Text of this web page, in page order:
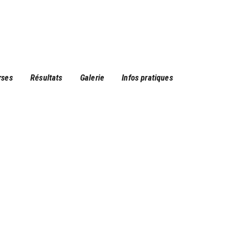
Résultats Galerie Infos pratiques